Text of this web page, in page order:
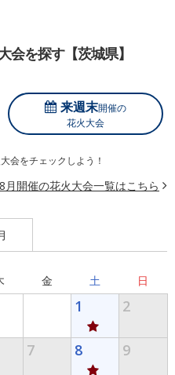
会を探す【茨城県】
来週末開催の
花火大会
会をチェックしよう！
8月開催の花火大会一覧はこちら
金 土 日
1 2
7 8 9